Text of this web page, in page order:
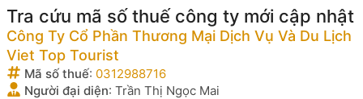
Tra cứu mã số thuế công ty mới cập nhật
Công Ty Cổ Phần Thương Mại Dịch Vụ Và Du Lịch
Viet Top Tourist
Mã số thuế: 0312988716
Người đại diện: Trần Thị Ngọc Mai